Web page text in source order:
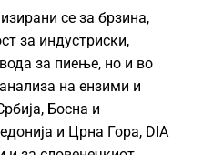
се за брзина,
за индустриски,
за пиење, но и во
на ензими и
Босна и
и Црна Гора, DIA